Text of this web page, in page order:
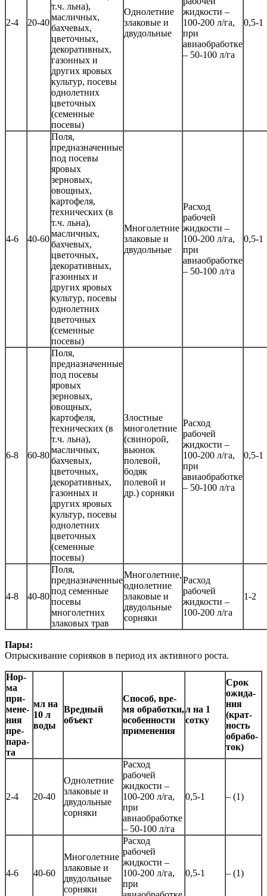
2-4 20-40
т.ч. льна),
масличных,
бахчевых,
цветочных,
декоративных,
газонных и
других яровых
культур, посевы
однолетних
цветочных
(семенные
посевы)
Однолетние
злаковые и
двудольные
жидкости –
100-200 л/га,
при
авиаобработке
– 50-100 л/га
0,5-1
4-6 40-60
Поля,
предназначенные
под посевы
яровых
зерновых,
овощных,
картофеля,
технических (в
т.ч. льна),
масличных,
бахчевых,
цветочных,
декоративных,
газонных и
других яровых
культур, посевы
однолетних
цветочных
(семенные
посевы)
Многолетние
злаковые и
двудольные
Расход
рабочей
жидкости –
100-200 л/га,
при
авиаобработке
– 50-100 л/га
0,5-1
6-8 60-80
Поля,
предназначенные
под посевы
яровых
зерновых,
овощных,
картофеля,
технических (в
т.ч. льна),
масличных,
бахчевых,
цветочных,
декоративных,
газонных и
других яровых
культур, посевы
однолетних
цветочных
(семенные
посевы)
Злостные
многолетние
(свинорой,
вьюнок
полевой,
бодяк
полевой и
др.) сорняки
Расход
рабочей
жидкости –
100-200 л/га,
при
авиаобработке
– 50-100 л/га
0,5-1
4-8 40-80
Поля,
предназначенные
под семенные
посевы
многолетних
злаковых трав
Многолетние,
однолетние
злаковые и
двудольные
сорняки
Расход
рабочей
жидкости –
100-200 л/га
1-2
Пары:
Опрыскивание сорняков в период их активного роста.
Нор­
ма
при­
ме­не­
ния
пре­
па­ра­
та
мл на
10 л
воды
Вред­ный
объ­ект
Спо­соб, вре­
мя об­ра­бот­ки,
осо­бен­нос­ти
при­ме­не­ния
л на 1
сотку
Срок
ожи­да­
ния
(крат­
ность
об­ра­бо­
ток)
2-4 20-40
Однолетние
злаковые и
двудольные
сорняки
Расход
рабочей
жидкости –
100-200 л/га,
при
авиаобработке
– 50-100 л/га
0,5-1 – (1)
4-6 40-60
Многолетние
злаковые и
двудольные
сорняки
Расход
рабочей
жидкости –
100-200 л/га,
при
0,5-1 – (1)